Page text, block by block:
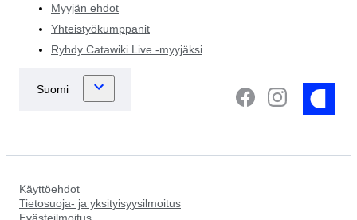
Myyjän ehdot
Yhteistyökumppanit
Ryhdy Catawiki Live -myyjäksi
Käyttöehdot
Tietosuoja- ja yksityisyysilmoitus